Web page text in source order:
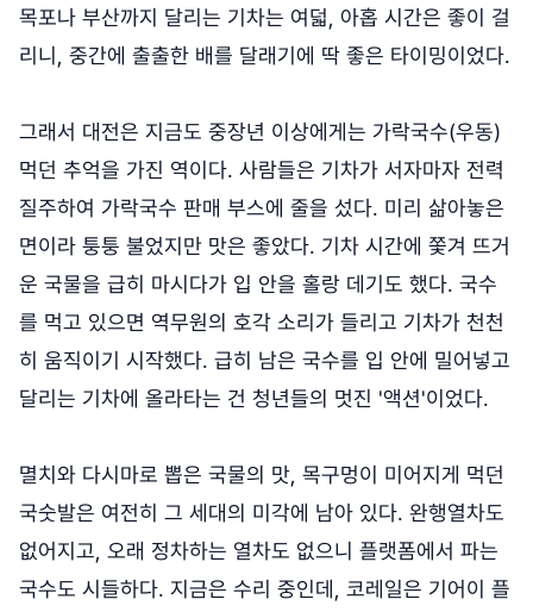
목포나 부산까지 달리는 기차는 여덟, 아홉 시간은 좋이 걸
리니, 중간에 출출한 배를 달래기에 딱 좋은 타이밍이었다.
그래서 대전은 지금도 중장년 이상에게는 가락국수(우동)
먹던 추억을 가진 역이다. 사람들은 기차가 서자마자 전력
질주하여 가락국수 판매 부스에 줄을 섰다. 미리 삶아놓은
면이라 퉁퉁 불었지만 맛은 좋았다. 기차 시간에 쫓겨 뜨거
운 국물을 급히 마시다가 입 안을 홀랑 데기도 했다. 국수
를 먹고 있으면 역무원의 호각 소리가 들리고 기차가 천천
히 움직이기 시작했다. 급히 남은 국수를 입 안에 밀어넣고
달리는 기차에 올라타는 건 청년들의 멋진 '액션'이었다.
멸치와 다시마로 뽑은 국물의 맛, 목구멍이 미어지게 먹던
국숫발은 여전히 그 세대의 미각에 남아 있다. 완행열차도
없어지고, 오래 정차하는 열차도 없으니 플랫폼에서 파는
국수도 시들하다. 지금은 수리 중인데, 코레일은 기어이 플